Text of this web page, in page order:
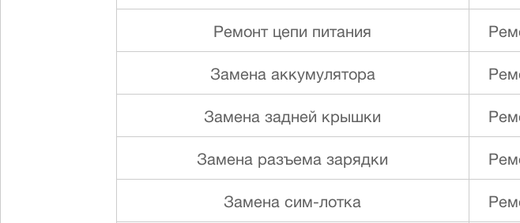
Ремонт цепи питания
Замена аккумулятора
Замена задней крышки
Замена разъема зарядки
Замена сим-лотка